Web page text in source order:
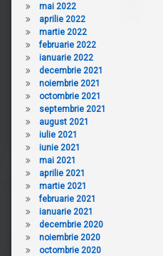
mai 2022
aprilie 2022
martie 2022
februarie 2022
ianuarie 2022
decembrie 2021
noiembrie 2021
octombrie 2021
septembrie 2021
august 2021
iulie 2021
iunie 2021
mai 2021
aprilie 2021
martie 2021
februarie 2021
ianuarie 2021
decembrie 2020
noiembrie 2020
octombrie 2020